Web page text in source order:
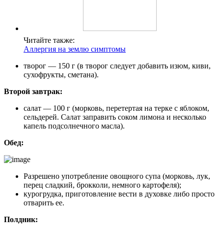
Читайте также:
Аллергия на землю симптомы
творог — 150 г (в творог следует добавить изюм, киви,
сухофрукты, сметана).
Второй завтрак:
салат — 100 г (морковь, перетертая на терке с яблоком,
сельдерей. Салат заправить соком лимона и несколько
капель подсолнечного масла).
Обед:
Разрешено употребление овощного супа (морковь, лук,
перец сладкий, брокколи, немного картофеля);
курогрудка, приготовление вести в духовке либо просто
отварить ее.
Полдник: